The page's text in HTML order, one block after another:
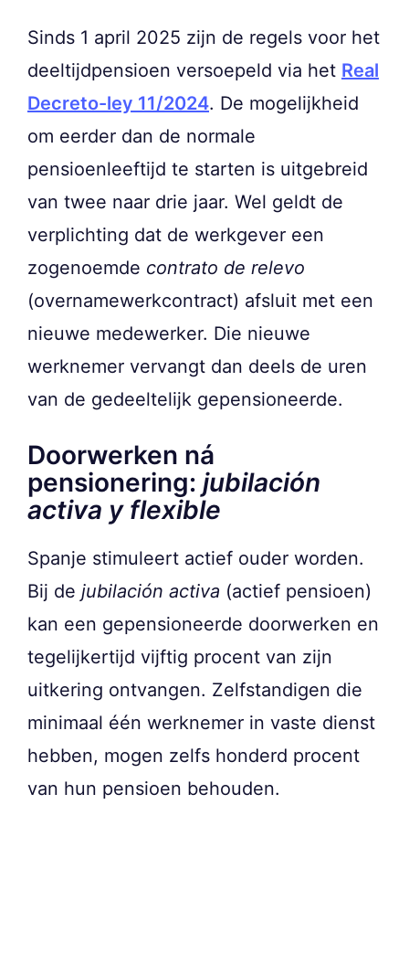
Sinds 1 april 2025 zijn de regels voor het
deeltijdpensioen versoepeld via het Real
Decreto-ley 11/2024. De mogelijkheid
om eerder dan de normale
pensioenleeftijd te starten is uitgebreid
van twee naar drie jaar. Wel geldt de
verplichting dat de werkgever een
zogenoemde contrato de relevo
(overnamewerkcontract) afsluit met een
nieuwe medewerker. Die nieuwe
werknemer vervangt dan deels de uren
van de gedeeltelijk gepensioneerde.
Doorwerken ná
pensionering: jubilación
activa y flexible
Spanje stimuleert actief ouder worden.
Bij de jubilación activa (actief pensioen)
kan een gepensioneerde doorwerken en
tegelijkertijd vijftig procent van zijn
uitkering ontvangen. Zelfstandigen die
minimaal één werknemer in vaste dienst
hebben, mogen zelfs honderd procent
van hun pensioen behouden.